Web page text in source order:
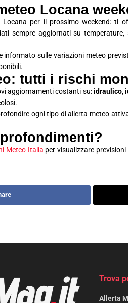
Locana
Locana per il prossimo weekend: ti
sempre aggiornati su
informato sulle variazioni meteo
tutti i rischi
aggiornamenti costanti su:idraulico,
ogni tipo di allerta meteo
Meteo Italia per visualizzare
Trova
Allerta